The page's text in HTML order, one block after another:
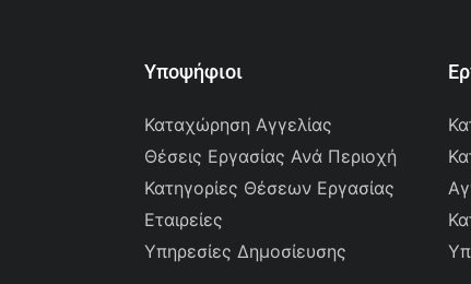
Υποψήφιοι
Καταχώρηση Αγγελίας
Θέσεις Εργασίας Ανά Περιοχή
Κατηγορίες Θέσεων Εργασίας
Εταιρείες
Υπηρεσίες Δημοσίευσης